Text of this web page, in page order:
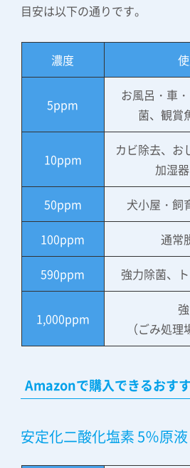
目安は以下の通りです。
濃度
5ppm
お風呂・車
菌、観賞
10ppm
カビ除去、お
加湿
50ppm 犬小屋・飼
100ppm 通常
590ppm 強力除菌、
1,000ppm
（ごみ処理
Amazonで購入できるおす
安定化二酸化塩素 5％原